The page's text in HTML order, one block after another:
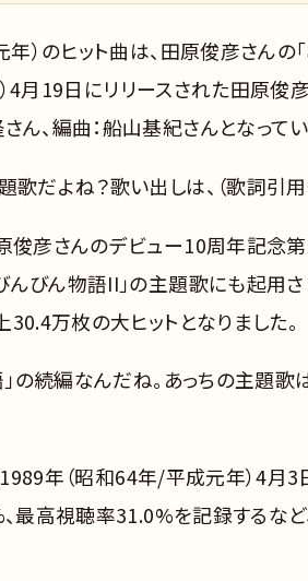
のヒット曲は、田原俊彦さんの「
4月19日にリリースされた田原俊
ん、編曲：船山基紀さんとなってい
だよね？歌い出しは、（歌詞引用
俊彦さんのデビュー10周年記念
びん物語II」の主題歌にも起用さ
万枚の大ヒットとなりました。
の続編なんだね。あっちの主題歌
1989年（昭和64年/平成元年）4
最高視聴率31.0%を記録するな